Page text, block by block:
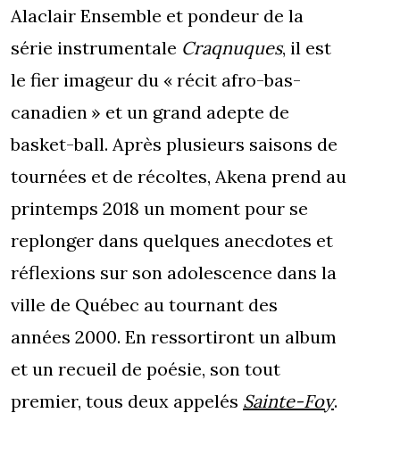
Alaclair Ensemble et pondeur de la
série instrumentale Craqnuques, il est
le fier imageur du « récit afro-bas-
canadien » et un grand adepte de
basket-ball. Après plusieurs saisons de
tournées et de récoltes, Akena prend au
printemps 2018 un moment pour se
replonger dans quelques anecdotes et
réflexions sur son adolescence dans la
ville de Québec au tournant des
années 2000. En ressortiront un album
et un recueil de poésie, son tout
premier, tous deux appelés Sainte-Foy.